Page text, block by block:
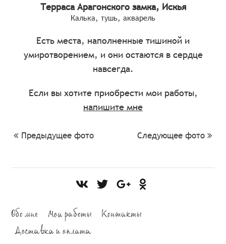
Терраса Арагонского замка, Искья
Калька, тушь, акварель
Есть места, наполненные тишиной и
умиротворением, и они остаются в сердце
навсегда.
Если вы хотите приобрести мои работы,
напишите мне
Предыдущее фото Следующее фото
Обо мне Мои работы Контакты
Доставка и оплата